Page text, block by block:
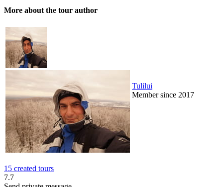
More about the tour author
Tulilui
Member since 2017
15 created tours
7.7